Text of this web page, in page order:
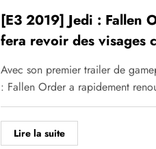
[E3 2019] Jedi : Fallen
fera revoir des visages
Avec son premier trailer de
: Fallen Order a rapidement
Lire la suite